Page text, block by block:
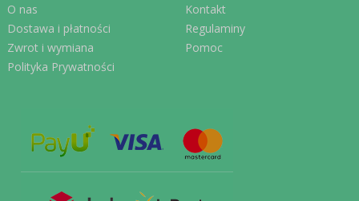
O nas
Dostawa i płatności
Zwrot i wymiana
Polityka Prywatności
Kontakt
Regulaminy
Pomoc